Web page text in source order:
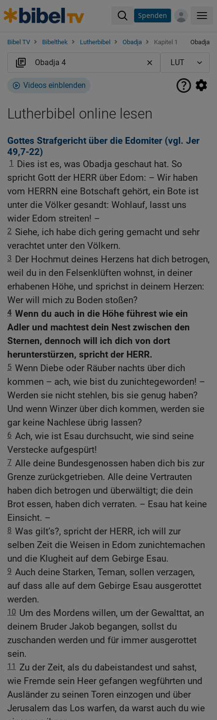
Spenden
Bibel TV Bibelthek Lutherbibel Obadja Kapitel 1 Obadja
Videos einblenden
Lutherbibel online lesen
Gottes Strafgericht über die Edomiter (vgl. Jer
49,7-22)
1
Dies ist es, was Obadja geschaut hat. So
spricht Gott der HERR über Edom: – Wir haben
vom HERRN eine Botschaft gehört, ein Bote ist
unter die Völker gesandt: Wohlauf, lasst uns
wider Edom streiten! –
2 Siehe, ich habe dich gering gemacht und sehr
verachtet unter den Völkern.
3 Der Hochmut deines Herzens hat dich betrogen,
weil du in den Felsenklüften wohnst, in deiner
erhabenen Höhe, und sprichst in deinem Herzen:
Wer will mich zu Boden stoßen?
4 Wenn du auch in die Höhe führest wie ein
Adler und machtest dein Nest zwischen den
Sternen, dennoch will ich dich von dort
herunterstürzen, spricht der HERR.
5 Wenn Diebe oder Räuber nachts über dich
kommen – ach, wie bist du zunichtegeworden! –
Werden sie nicht stehlen, bis sie genug haben?
Und wenn Winzer über dich kommen, werden sie
gar keine Nachlese übrig lassen?
6 Ach, wie ist Esau durchsucht, wie sind seine
Verstecke aufgespürt!
7 Alle deine Bundesgenossen haben dich bis zur
Grenze zurückgetrieben. Alle deine Vertrauten
haben dich betrogen und überwältigt; die dein
Brot essen, haben dich verraten. – Esau hat keine
Einsicht. –
8 Was gilt’s?, spricht der HERR, ich will zur
selben Zeit die Weisen in Edom zunichtemachen
und die Klugheit auf dem Gebirge Esau.
9 Auch deine Starken, Teman, sollen verzagen,
auf dass alle auf dem Gebirge Esau ausgerottet
werden.
10 Um des Mordens willen, um der Gewalttat, an
deinem Bruder Jakob begangen, sollst du
zuschanden werden und für immer ausgerottet
sein.
11
Zu der Zeit, als du dabeistandest und sahst,
wie Fremde sein Heer gefangen wegführten und
Ausländer zu seinen Toren einzogen und über
Jerusalem das Los warfen, da warst auch du wie